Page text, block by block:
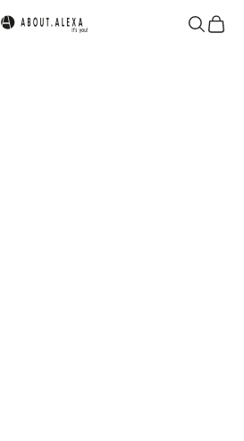
ABOUT.ALEXA
Suchen